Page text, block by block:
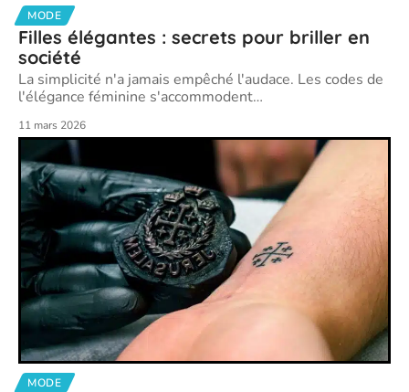
MODE
Filles élégantes : secrets pour briller en
société
La simplicité n'a jamais empêché l'audace. Les codes de
l'élégance féminine s'accommodent…
11 mars 2026
MODE